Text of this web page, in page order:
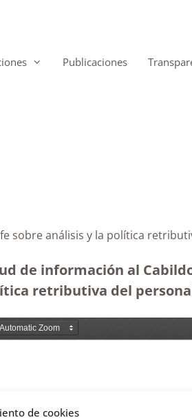
de cookies
Publicaciones
sobre análisis y la política
de información al
retributiva del personal